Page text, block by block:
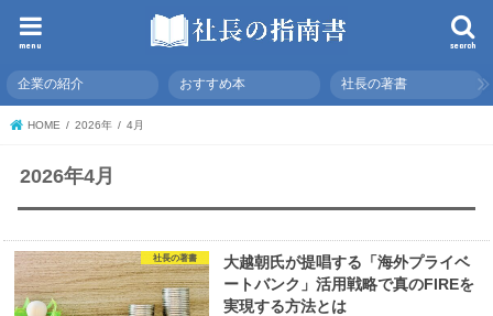
search
menu
企業の紹介 おすすめ本 社長の著書
HOME 2026年 4月
2026年4月
社長の著書
大越朝氏が提唱する「海外プライベ
ートバンク」活用戦略で真のFIREを
実現する方法とは